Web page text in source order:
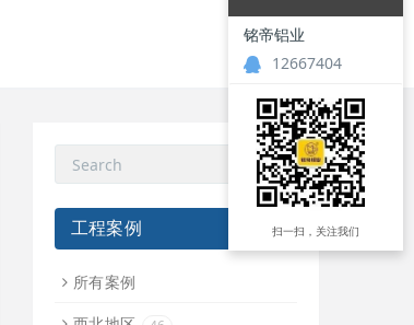
工程案例
所有案例
铭帝铝业
12667404
扫一扫，关注我们